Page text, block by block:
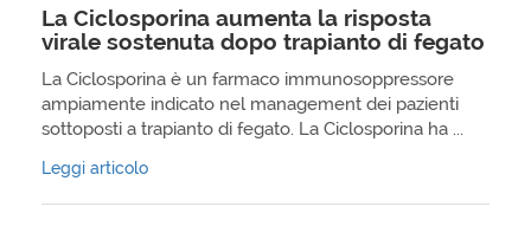
La Ciclosporina aumenta la risposta
virale sostenuta dopo trapianto di fegato
La Ciclosporina è un farmaco immunosoppressore
ampiamente indicato nel management dei pazienti
sottoposti a trapianto di fegato. La Ciclosporina ha ...
Leggi articolo